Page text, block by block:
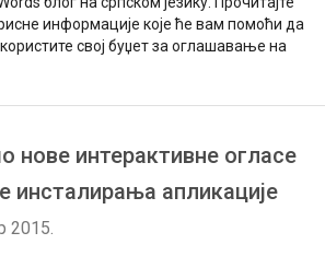
информације које ће вам помоћи да
свој буџет за оглашавање на
нове интерактивне огласе
инсталирања апликације
2015.